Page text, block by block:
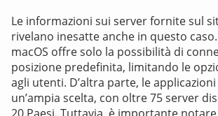
Le informazioni sui server fornite sul
rivelano inesatte anche in questo caso.
macOS offre solo la possibilità di
posizione predefinita, limitando le
agli utenti. D’altra parte, le
un’ampia scelta, con oltre 75 server